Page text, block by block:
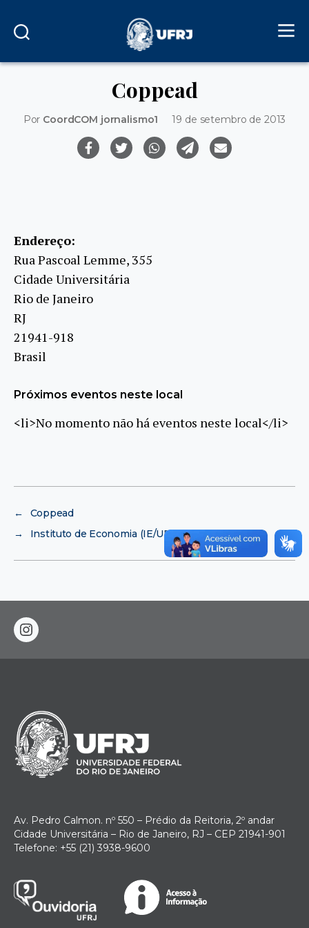
Coppead
Por CoordCOM jornalismo1 19 de setembro de 2013
Endereço:
Rua Pascoal Lemme, 355
Cidade Universitária
Rio de Janeiro
RJ
21941-918
Brasil
Próximos eventos neste local
<li>No momento não há eventos neste local</li>
←
Coppead
→
Instituto de Economia (IE/UFRJ)
instagram
Av. Pedro Calmon. nº 550 – Prédio da Reitoria, 2º andar
Cidade Universitária – Rio de Janeiro, RJ – CEP 21941-901
Telefone: +55 (21) 3938-9600